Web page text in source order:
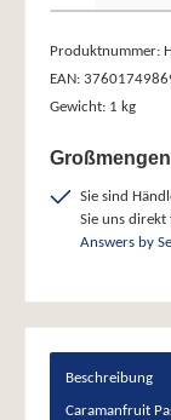
Produktnummer:
EAN:
Gewicht: 1 kg
Sie sind
Sie uns
Answers by
Beschreibung
Caramanfruit